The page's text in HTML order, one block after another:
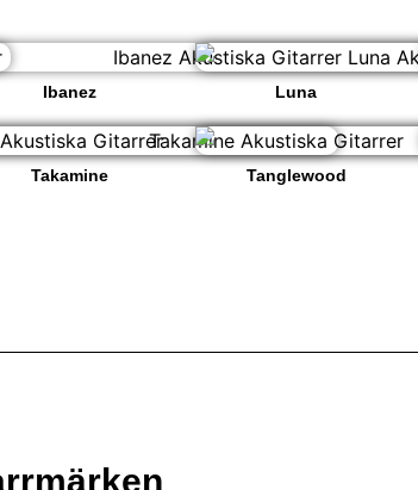
Ibanez Luna
Takamine Tanglewood